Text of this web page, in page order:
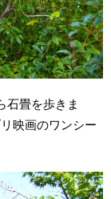
石畳を歩きま
映画のワンシー